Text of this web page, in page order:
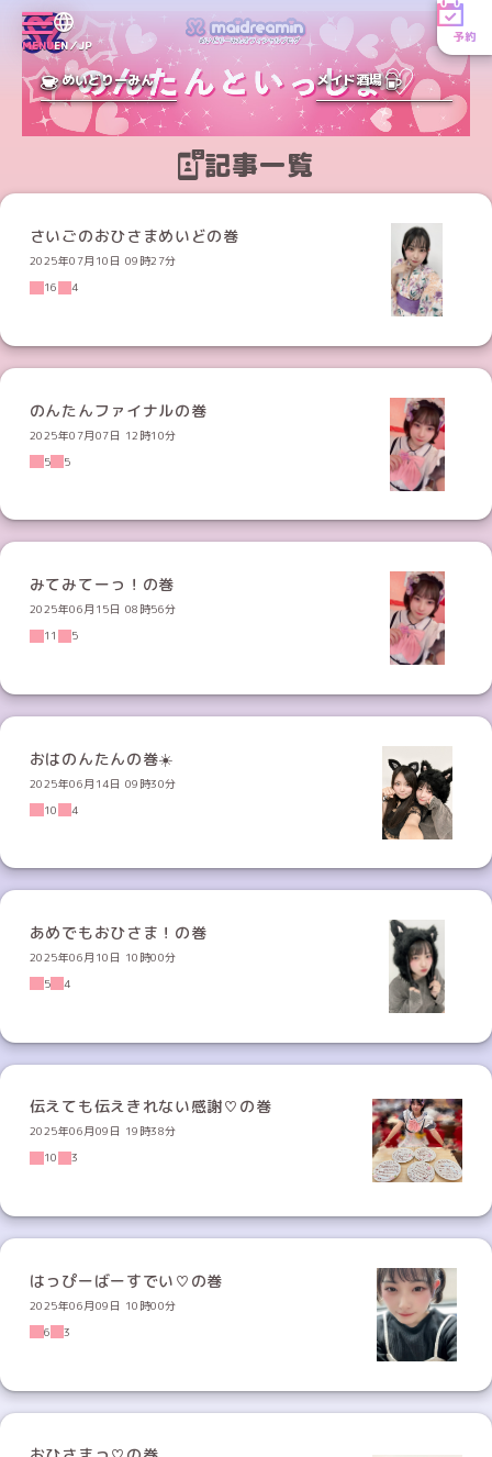
MENUEN／JP
予約
めいどりーみん メイド酒場
記事一覧
さいごのおひさまめいどの巻
2025年07月10日 09時27分
16
4
のんたんファイナルの巻
2025年07月07日 12時10分
5
5
みてみてーっ！の巻
2025年06月15日 08時56分
11
5
おはのんたんの巻☀️
2025年06月14日 09時30分
10
4
あめでもおひさま！の巻
2025年06月10日 10時00分
5
4
伝えても伝えきれない感謝♡の巻
2025年06月09日 19時38分
10
3
はっぴーばーすでい♡の巻
2025年06月09日 10時00分
6
3